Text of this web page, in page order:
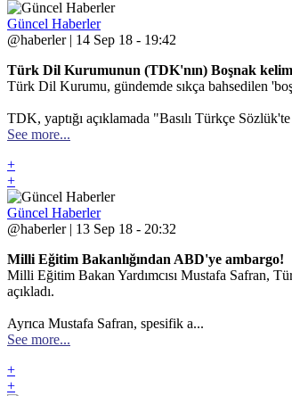
Güncel Haberler
@haberler | 14 Sep 18 - 19:42
Türk Dil Kurumunun (TDK'nın) Boşnak
Türk Dil Kurumu, gündemde sıkça bahsedilen
TDK, yaptığı açıklamada "Basılı Türkçe
See more...
+
+
Güncel Haberler
@haberler | 13 Sep 18 - 20:32
Milli Eğitim Bakanlığından ABD'ye ambargo!
Milli Eğitim Bakan Yardımcısı Mustafa Safran,
açıkladı.
Ayrıca Mustafa Safran, spesifik a...
See more...
+
+